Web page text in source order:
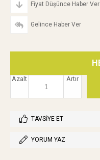
Fiyat Düşünce Haber Ver
Gelince Haber Ver
Artır
Azalt
TAVSIYE ET
YORUM YAZ